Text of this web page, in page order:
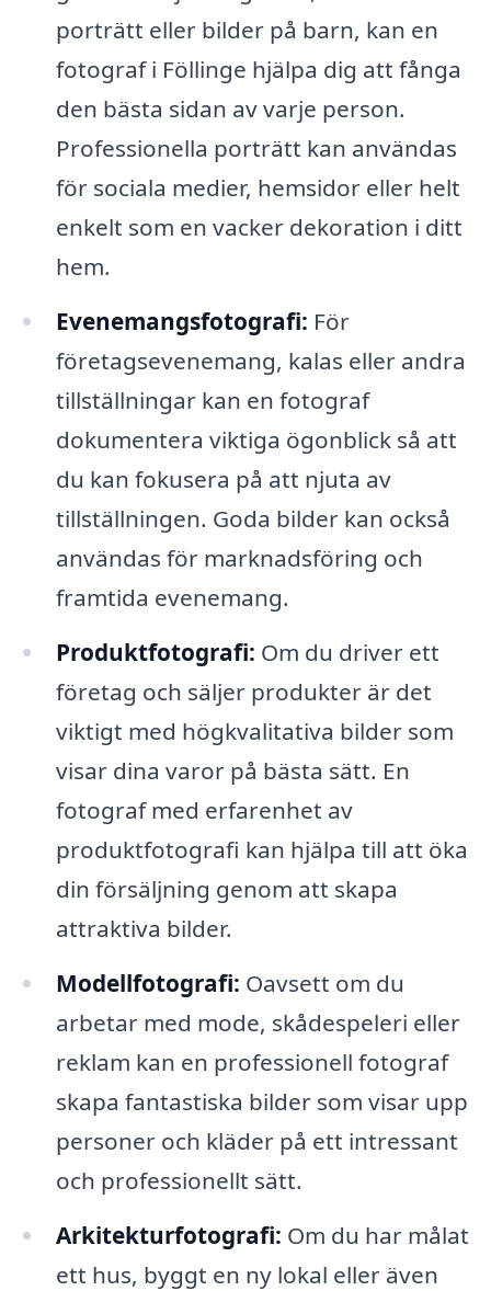
porträtt eller bilder på barn, kan en
fotograf i Föllinge hjälpa dig att fånga
den bästa sidan av varje person.
Professionella porträtt kan användas
för sociala medier, hemsidor eller helt
enkelt som en vacker dekoration i ditt
hem.
Evenemangsfotografi: För
företagsevenemang, kalas eller andra
tillställningar kan en fotograf
dokumentera viktiga ögonblick så att
du kan fokusera på att njuta av
tillställningen. Goda bilder kan också
användas för marknadsföring och
framtida evenemang.
Produktfotografi: Om du driver ett
företag och säljer produkter är det
viktigt med högkvalitativa bilder som
visar dina varor på bästa sätt. En
fotograf med erfarenhet av
produktfotografi kan hjälpa till att öka
din försäljning genom att skapa
attraktiva bilder.
Modellfotografi: Oavsett om du
arbetar med mode, skådespeleri eller
reklam kan en professionell fotograf
skapa fantastiska bilder som visar upp
personer och kläder på ett intressant
och professionellt sätt.
Arkitekturfotografi: Om du har målat
ett hus, byggt en ny lokal eller även